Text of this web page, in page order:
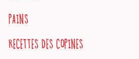
PAINS
RECETTES DES COPINES